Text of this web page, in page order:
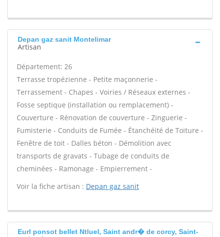
Depan gaz sanit Montelimar
Artisan
Département: 26
Terrasse tropézienne - Petite maçonnerie -
Terrassement - Chapes - Voiries / Réseaux externes -
Fosse septique (installation ou remplacement) -
Couverture - Rénovation de couverture - Zinguerie -
Fumisterie - Conduits de Fumée - Étanchéité de Toiture -
Fenêtre de toit - Dalles béton - Démolition avec
transports de gravats - Tubage de conduits de
cheminées - Ramonage - Empierrement -
Voir la fiche artisan : Depan gaz sanit
Eurl ponsot bellet Ntluel, Saint andr� de corcy, Saint-